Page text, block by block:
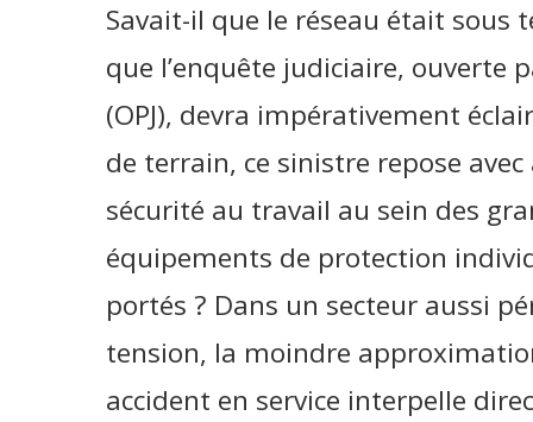
Savait-il que le réseau était sous
que l’enquête judiciaire, ouverte
(OPJ), devra impérativement
de terrain, ce sinistre repose
sécurité au travail au sein des
équipements de protection
portés ? Dans un secteur aussi
tension, la moindre
accident en service interpelle